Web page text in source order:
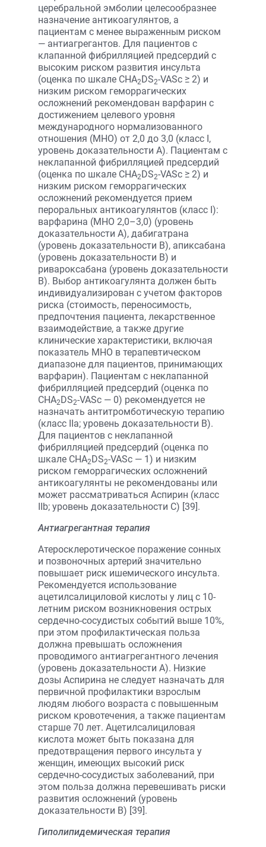
церебральной эмболии целесообразнее
назначение антикоагулянтов, а
пациентам с менее выраженным риском
— антиагрегантов. Для пациентов с
клапанной фибрилляцией предсердий с
высоким риском развития инсульта
(оценка по шкале CHA2DS2-VASc ≥ 2) и
низким риском геморрагических
осложнений рекомендован варфарин с
достижением целевого уровня
международного нормализованного
отношения (МНО) от 2,0 до 3,0 (класс I,
уровень доказательности А). Пациентам с
неклапанной фибрилляцией предсердий
(оценка по шкале CHA2DS2-VASc ≥ 2) и
низким риском геморрагических
осложнений рекомендуется прием
пероральных антикоагулянтов (класс I):
варфарина (МНО 2,0–3,0) (уровень
доказательности А), дабигатрана
(уровень доказательности B), апиксабана
(уровень доказательности B) и
ривароксабана (уровень доказательности
B). Выбор антикоагулянта должен быть
индивидуализирован с учетом факторов
риска (стоимость, переносимость,
предпочтения пациента, лекарственное
взаимодействие, а также другие
клинические характеристики, включая
показатель МНО в терапевтическом
диапазоне для пациентов, принимающих
варфарин). Пациентам с неклапанной
фибрилляцией предсердий (оценка по
CHA2DS2-VASc — 0) рекомендуется не
назначать антитромботическую терапию
(класс IIa; уровень доказательности B).
Для пациентов с неклапанной
фибрилляцией предсердий (оценка по
шкале CHA2DS2-VASc — 1) и низким
риском геморрагических осложнений
антикоагулянты не рекомендованы или
может рассматриваться Аспирин (класс
IIb; уровень доказательности C) [39].
Антиагрегантная терапия
Атеросклеротическое поражение сонных
и позвоночных артерий значительно
повышает риск ишемического инсульта.
Рекомендуется использование
ацетилсалициловой кислоты у лиц с 10-
летним риском возникновения острых
сердечно-сосудистых событий выше 10%,
при этом профилактическая польза
должна превышать осложнения
проводимого антиагрегантного лечения
(уровень доказательности A). Низкие
дозы Аспирина не следует назначать для
первичной профилактики взрослым
людям любого возраста с повышенным
риском кровотечения, а также пациентам
старше 70 лет. Ацетилсалициловая
кислота может быть показана для
предотвращения первого инсульта у
женщин, имеющих высокий риск
сердечно-сосудистых заболеваний, при
этом польза должна перевешивать риски
развития осложнений (уровень
доказательности B) [39].
Гиполипидемическая терапия